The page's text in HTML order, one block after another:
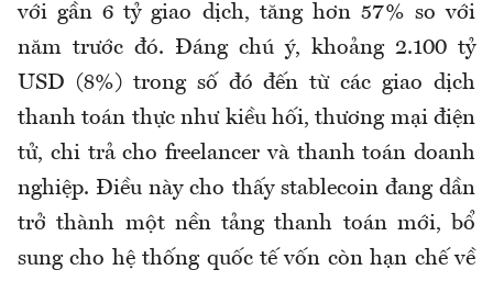
với gần 6 tỷ giao dịch, tăng hơn 57% so với
năm trước đó. Đáng chú ý, khoảng 2.100 tỷ
USD (8%) trong số đó đến từ các giao dịch
thanh toán thực như kiều hối, thương mại điện
tử, chi trả cho freelancer và thanh toán doanh
nghiệp. Điều này cho thấy stablecoin đang dần
trở thành một nền tảng thanh toán mới, bổ
sung cho hệ thống quốc tế vốn còn hạn chế về